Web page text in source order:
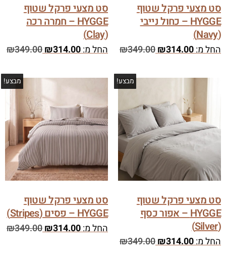
סט מצעי פרקל שטוף
HYGGE – כחול נייבי
(Navy)
החל מ: ₪314.00
₪349.00
סט מצעי פרקל שטוף
HYGGE – חמרה רכה
(Clay)
החל מ: ₪314.00
₪349.00
מבצע!
סט מצעי פרקל שטוף
HYGGE – אפור כסף
(Silver)
החל מ: ₪314.00
₪349.00
מבצע!
סט מצעי פרקל שטוף
HYGGE – פסים (Stripes)
החל מ: ₪314.00
₪349.00